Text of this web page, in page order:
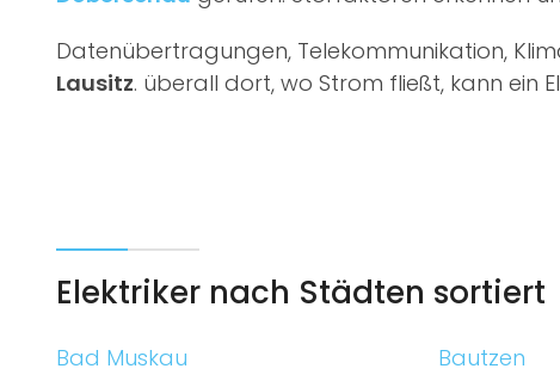
Datenübertragungen, Telekommunikation,
Lausitz. überall dort, wo Strom fließt, kann ein
Elektriker nach Städten sortiert
Bad Muskau Bautzen